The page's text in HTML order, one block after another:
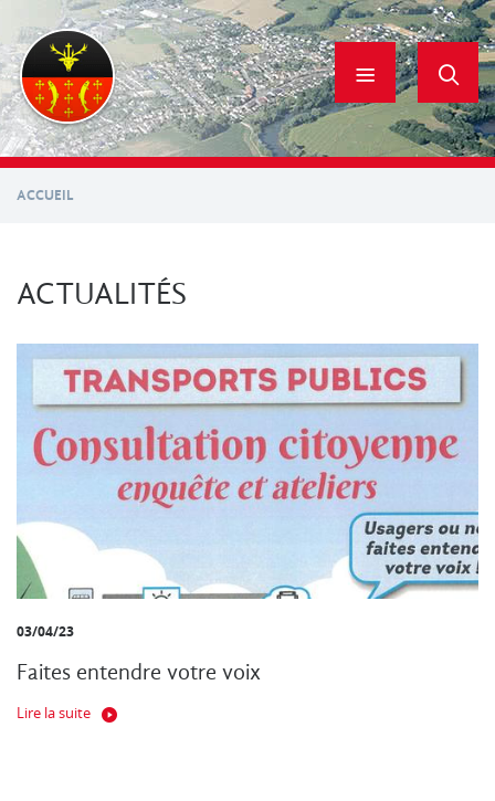
contenu
principal
ACCUEIL
ACTUALITÉS
03/04/23
Faites entendre votre voix
Lire la suite